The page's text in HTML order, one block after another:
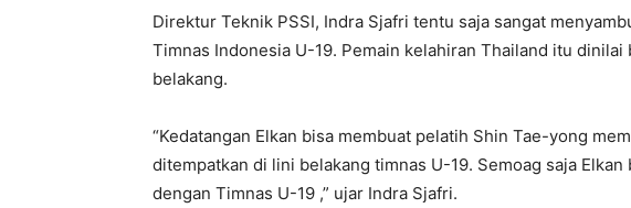
Direktur Teknik PSSI, Indra Sjafri tentu saja sangat
Timnas Indonesia U-19. Pemain kelahiran Thailand itu
belakang.
“Kedatangan Elkan bisa membuat pelatih Shin Tae-yong
ditempatkan di lini belakang timnas U-19. Semoag saja
dengan Timnas U-19 ,” ujar Indra Sjafri.